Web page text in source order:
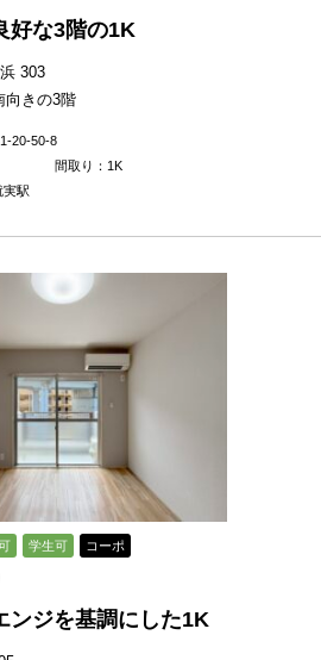
好な3階の1K
303
向きの3階
20-50-8
間取り：1K
実駅
学生可 コーポ
ンジを基調にした1K